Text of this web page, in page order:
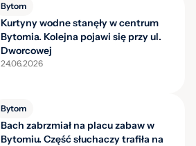
Bytom
Kurtyny wodne stanęły w centrum
Bytomia. Kolejna pojawi się przy ul.
Dworcowej
24.06.2026
Bytom
Bach zabrzmiał na placu zabaw w
Bytomiu. Część słuchaczy trafiła na